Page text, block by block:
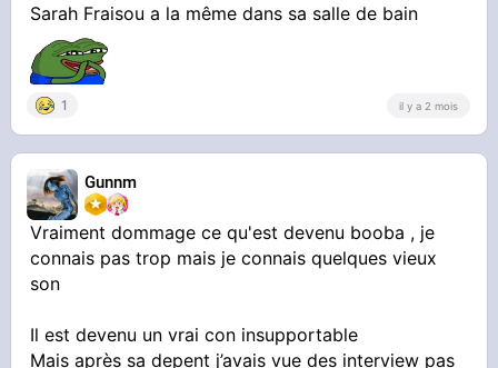
Sarah Fraisou a la même dans sa salle de bain
1 il y a 2 mois
Gunnm
Vraiment dommage ce qu'est devenu booba , je
connais pas trop mais je connais quelques vieux
son
Il est devenu un vrai con insupportable
Mais après sa depent j’avais vue des interview pas